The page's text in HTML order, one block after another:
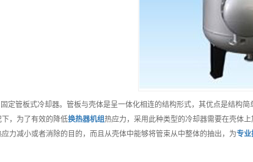
定管板式冷却器。管板与壳体是呈一体化相连的结构形式，其优点是结构
下，为了有效的降低换热器机组热应力，采用此种类型的冷却器需要在壳体
应力减小或者消除的目的，而且从壳体中能够将管束从中整体的抽出，为专业